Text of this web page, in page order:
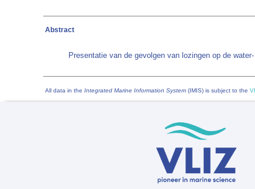
Abstract
Presentatie van de gevolgen van lozingen op de
All data in the Integrated Marine Information System (IMIS) is subject to the